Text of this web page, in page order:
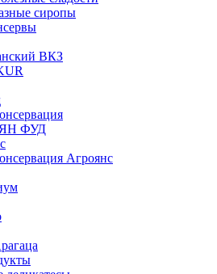
сиропы
ВКЗ
ФУД
Агроянс